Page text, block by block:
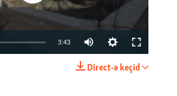
3:43
Direct-ə keçid